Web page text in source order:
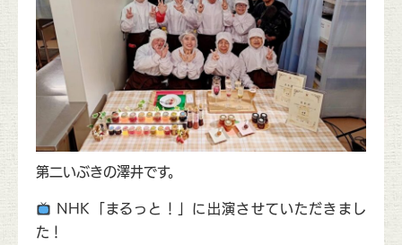
第二いぶきの澤井です。
NHK「まるっと！」に出演させていただきまし
た！